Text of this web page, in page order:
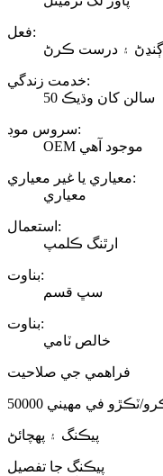
فعل:
ڳنڍڻ ۽ درست ڪرڻ
خدمت زندگي:
50 سالن کان وڌيڪ
سروس موڊ:
OEM موجود آهي
معياري يا غير معياري:
معياري
استعمال:
ارٿنگ ڪلمپ
بناوت:
سڀ قسم
بناوت:
خالص ٽامي
فراهمي جي صلاحيت
ٽڪرو/ٽڪڙو في مهيني
پيڪنگ ۽ پهچائڻ
پيڪنگ جا تفصيل